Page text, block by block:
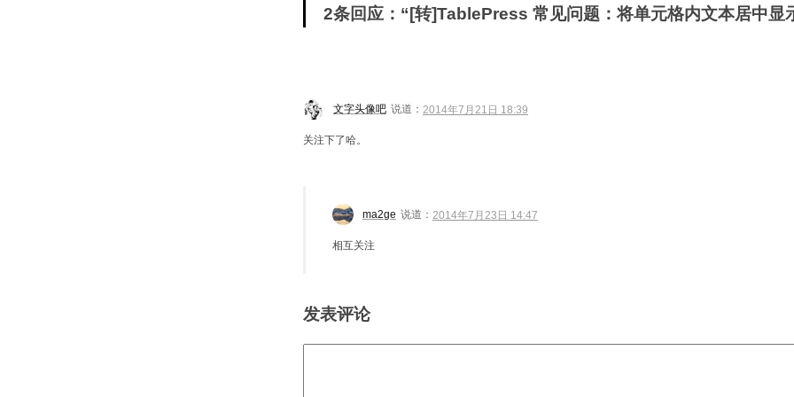
2条回应：“[转]TablePress 常见问题：将单元格内文本居中显
文字头像吧 说道： 2014年7月21日 18:39
关注下了哈。
ma2ge 说道： 2014年7月23日 14:47
相互关注
发表评论